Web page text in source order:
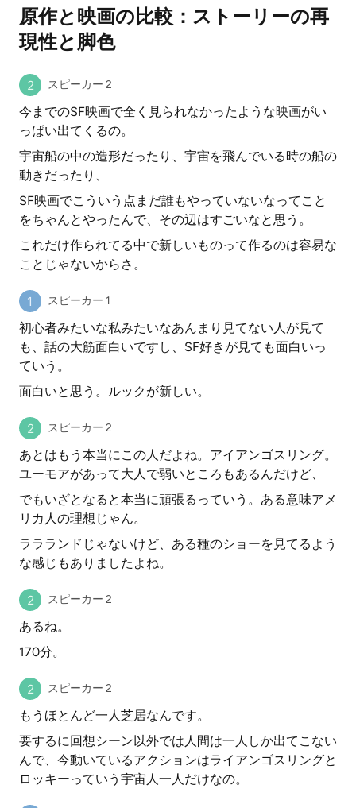
原作と映画の比較：ストーリーの再
現性と脚色
スピーカー 2
今までのSF映画で全く見られなかったような映画がい
っぱい出てくるの。
宇宙船の中の造形だったり、宇宙を飛んでいる時の船の
動きだったり、
SF映画でこういう点まだ誰もやっていないなってこと
をちゃんとやったんで、その辺はすごいなと思う。
これだけ作られてる中で新しいものって作るのは容易な
ことじゃないからさ。
スピーカー 1
初心者みたいな私みたいなあんまり見てない人が見て
も、話の大筋面白いですし、SF好きが見ても面白いっ
ていう。
面白いと思う。ルックが新しい。
スピーカー 2
あとはもう本当にこの人だよね。アイアンゴスリング。
ユーモアがあって大人で弱いところもあるんだけど、
でもいざとなると本当に頑張るっていう。ある意味アメ
リカ人の理想じゃん。
ララランドじゃないけど、ある種のショーを見てるよう
な感じもありましたよね。
スピーカー 2
あるね。
170分。
スピーカー 2
もうほとんど一人芝居なんです。
要するに回想シーン以外では人間は一人しか出てこない
んで、今動いているアクションはライアンゴスリングと
ロッキーっていう宇宙人一人だけなの。